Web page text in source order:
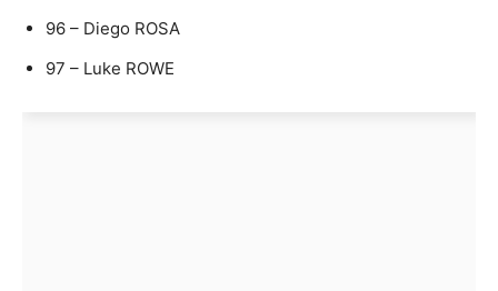
96 – Diego ROSA
97 – Luke ROWE